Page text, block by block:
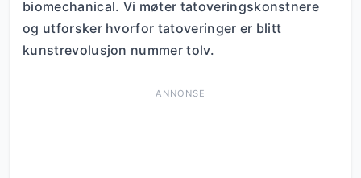
biomechanical. Vi møter tatoveringskonstnere
og utforsker hvorfor tatoveringer er blitt
kunstrevolusjon nummer tolv.
ANNONSE